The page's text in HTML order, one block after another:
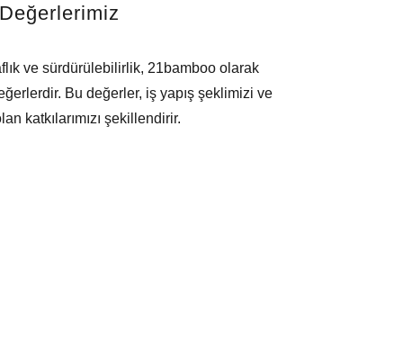
Değerlerimiz
ve sürdürülebilirlik, 21bamboo olarak
Bu değerler, iş yapış şeklimizi ve
katkılarımızı şekillendirir.